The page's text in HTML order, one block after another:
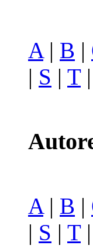
A| B |
| S | T|
A | B |
| S | T|